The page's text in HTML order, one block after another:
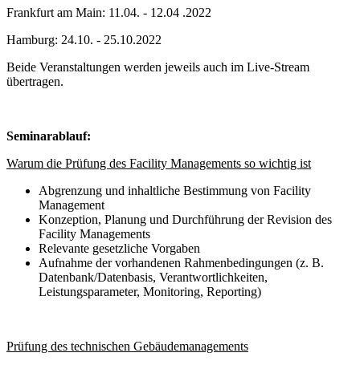
Frankfurt am Main: 11.04. - 12.04 .2022
Hamburg: 24.10. - 25.10.2022
Beide Veranstaltungen werden jeweils auch im Live-Stream
übertragen.
Seminarablauf:
Warum die Prüfung des Facility Managements so wichtig ist
Abgrenzung und inhaltliche Bestimmung von Facility
Management
Konzeption, Planung und Durchführung der Revision des
Facility Managements
Relevante gesetzliche Vorgaben
Aufnahme der vorhandenen Rahmenbedingungen (z. B.
Datenbank/Datenbasis, Verantwortlichkeiten,
Leistungsparameter, Monitoring, Reporting)
Prüfung des technischen Gebäudemanagements